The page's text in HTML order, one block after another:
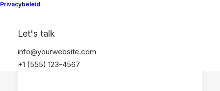
Privacybeleid
Let's talk
info@yourwebsite.com
+1 (555) 123-4567